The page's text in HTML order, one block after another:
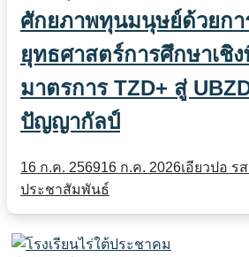
ศักยภาพทุนมนุษย์ด้วยกา
ยุทธศาสตร์การศึกษาเชิ
มาตรการ TZD+ สู่
ปัญญากัลป์
16 ก.ค. 256916 ก.ค. 2026เอียวปอ ร
ประชาสัมพันธ์